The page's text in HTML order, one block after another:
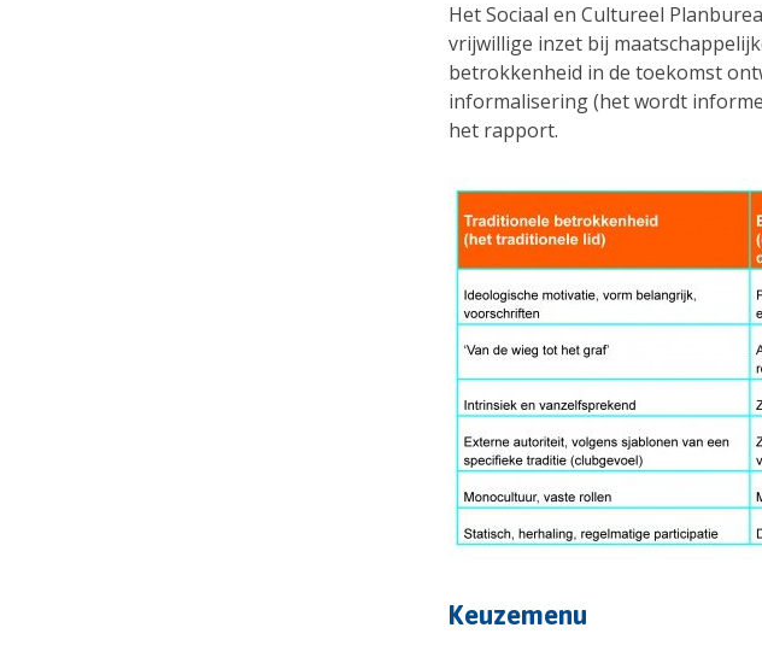
Het Sociaal en Cultureel
vrijwillige inzet bij
betrokkenheid in de toekomst
informalisering (het wordt
het rapport.
Keuzemenu